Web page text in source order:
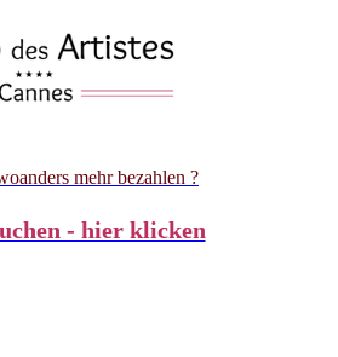
mehr bezahlen ?
- hier klicken